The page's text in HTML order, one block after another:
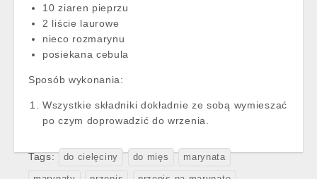
10 ziaren pieprzu
2 liście laurowe
nieco rozmarynu
posiekana cebula
Sposób wykonania:
Wszystkie składniki dokładnie ze sobą wymieszać
po czym doprowadzić do wrzenia.
Tags: do cielęciny do mięs marynata